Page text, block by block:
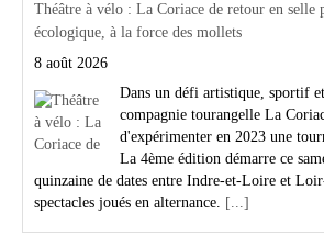
Théâtre à vélo : La Coriace de retour en selle
écologique, à la force des mollets
8 août 2026
Dans un défi artistique, sportif
compagnie tourangelle La
d'expérimenter en 2023 une
La 4ème édition démarre ce
quinzaine de dates entre Indre-et-Loire et
spectacles joués en alternance. [...]